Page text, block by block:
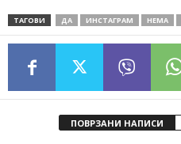
ТАГОВИ ДА ИНСТАГРАМ НЕМА
ПОВРЗАНИ НАПИСИ